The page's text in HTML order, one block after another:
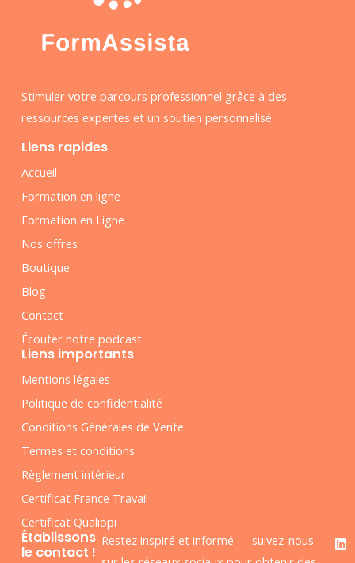
Stimuler votre parcours professionnel grâce à des
ressources expertes et un soutien personnalisé.
Liens rapides
Accueil
Formation en ligne
Formation en Ligne
Nos offres
Boutique
Blog
Contact
Écouter notre podcast
Liens importants
Mentions légales
Politique de confidentialité
Conditions Générales de Vente
Termes et conditions
Règlement intérieur
Certificat France Travail
Certificat Qualiopi
Établissons
le contact !
Restez inspiré et informé — suivez-nous
F
a
L
i